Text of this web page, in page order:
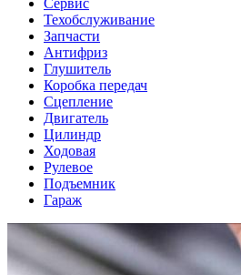
Сервис
Техобслуживание
Запчасти
Антифриз
Глушитель
Коробка передач
Сцепление
Двигатель
Цилиндр
Ходовая
Рулевое
Подъемник
Гараж